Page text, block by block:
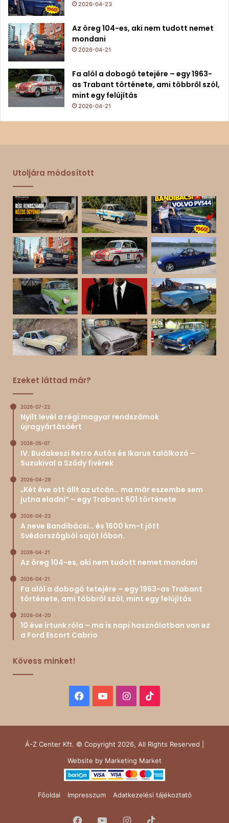
2026-04-23
Az öreg 104-es, aki nem tudott nemet
mondani
2026-04-21
Fa alól a dobogó tetejére – egy 1963-
as Trabant története, ami többről szól,
mint egy felújítás
2026-04-21
Utoljára módosított
Ezeket láttad már?
2026-07-22
Nyílt levél a régi magyar rendszámok
újragyártásáért
2026-05-07
IV. Budakeszi Retro Autós és Ikarus találkozó –
Suzukival a Sződy fivérek
2026-04-29
„Két éve ott állt az utcán… ma már eszembe sem
jutna eladni” – egy Trabant 601 története
2026-04-23
A neve Bandibácsi… és 1600 km-t jött
Svédországból saját lábon.
2026-04-21
Az öreg 104-es, aki nem tudott nemet mondani
2026-04-21
Fa alól a dobogó tetejére – egy 1963-as Trabant
története, ami többről szól, mint egy felújítás
2026-04-20
10 éve írtunk róla – ma is napi használatban van ez
a Ford Escort Cabrio
Kövess minket!
Facebook
YouTubeInstagram
Á-Z Center Kft. © Copyright 2026, All Rights Reserved |
Website by Marketing Market
Főoldal Impresszum Adatkezelési tájékoztató
Facebook
YouTubeInstagram